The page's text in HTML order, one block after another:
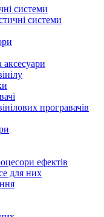
системи
системи
аксесуари
програвачів
ефектів
для них